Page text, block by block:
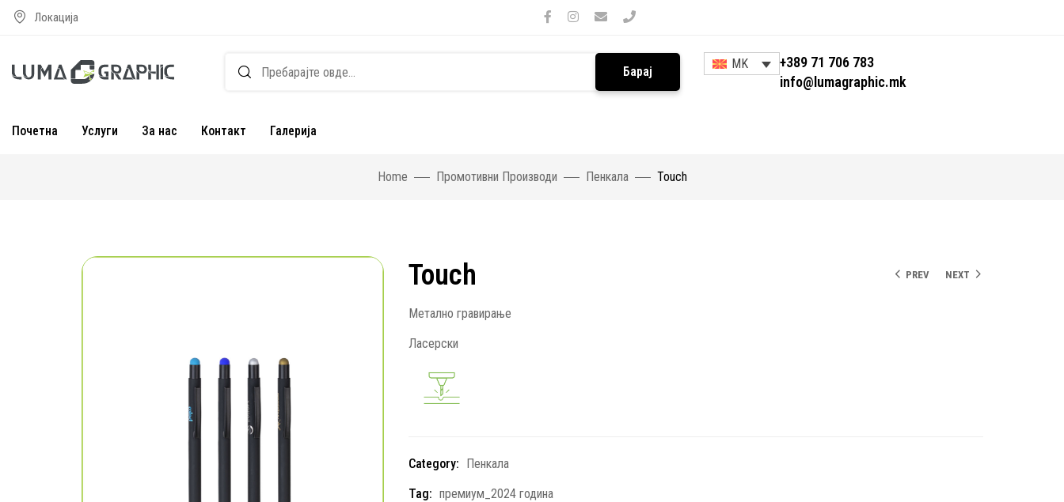
Локација
Барај
MK
+389 71 706 783
info@lumagraphic.mk
Почетна Услуги За нас Контакт Галерија
Home Промотивни Производи Пенкала Touch
PREV NEXT
Touch
Метално гравирање
Ласерски
Category: Пенкала
Tag: премиум_2024 година